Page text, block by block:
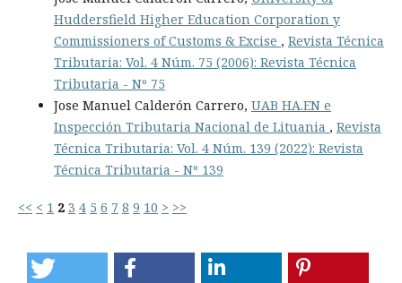
Huddersfield Higher Education Corporation y
Commissioners of Customs & Excise , Revista Técnica
Tributaria: Vol. 4 Núm. 75 (2006): Revista Técnica
Tributaria - Nº 75
Jose Manuel Calderón Carrero, UAB HA.EN e
Inspección Tributaria Nacional de Lituania , Revista
Técnica Tributaria: Vol. 4 Núm. 139 (2022): Revista
Técnica Tributaria - Nº 139
<< < 1 2 3 4 5 6 7 8 9 10 > >>